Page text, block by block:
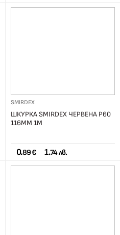
SMIRDEX
ШКУРКА SMIRDEX ЧЕРВЕНА Р60
116ММ 1М
0.89 € 1.74 лв.